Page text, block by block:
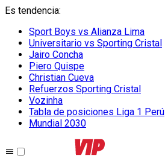
Es tendencia:
Sport Boys vs Alianza Lima
Universitario vs Sporting Cristal
Jairo Concha
Piero Quispe
Christian Cueva
Refuerzos Sporting Cristal
Vozinha
Tabla de posiciones Liga 1 Perú
Mundial 2030